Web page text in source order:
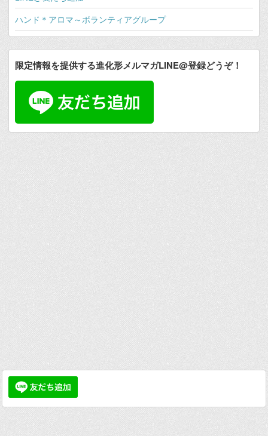
ハンド＊アロマ～ボランティアグループ
限定情報を提供する進化形メルマガLINE@登録どうぞ！